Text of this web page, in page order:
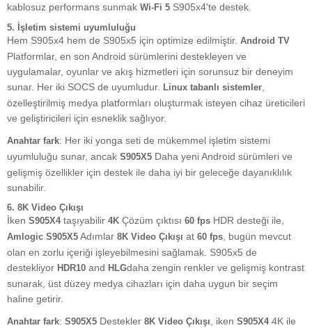
kablosuz performans sunmak Wi-Fi 5 S905x4'te destek.
5. İşletim sistemi uyumluluğu
Hem S905x4 hem de S905x5 için optimize edilmiştir. Android TV
Platformlar, en son Android sürümlerini destekleyen ve
uygulamalar, oyunlar ve akış hizmetleri için sorunsuz bir deneyim
sunar. Her iki SOCS de uyumludur. Linux tabanlı sistemler
özelleştirilmiş medya platformları oluşturmak isteyen cihaz üreticileri
ve geliştiricileri için esneklik sağlıyor.
Anahtar fark: Her iki yonga seti de mükemmel işletim sistemi
uyumluluğu sunar, ancak S905X5 Daha yeni Android sürümleri ve
gelişmiş özellikler için destek ile daha iyi bir geleceğe dayanıklılık
sunabilir.
6. 8K Video Çıkışı
İken S905X4taşıyabilir 4K Çözüm çıktısı 60 fps HDR desteği ile,
Amlogic S905X5 Adımlar 8K Video Çıkışı at 60 fps , bugün mevcut
olan en zorlu içeriği işleyebilmesini sağlamak. S905x5 de
destekliyor HDR10 and HLGdaha zengin renkler ve gelişmiş kontrast
sunarak, üst düzey medya cihazları için daha uygun bir seçim
haline getirir.
Anahtar fark: S905X5 Destekler 8K Video Çıkışı , iken S905X44K ile